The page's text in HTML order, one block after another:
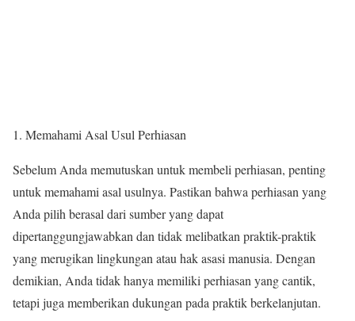
Memahami Asal Usul Perhiasan
Sebelum Anda memutuskan untuk membeli perhiasan, penting
untuk memahami asal usulnya. Pastikan bahwa perhiasan yang
Anda pilih berasal dari sumber yang dapat
dipertanggungjawabkan dan tidak melibatkan praktik-praktik
yang merugikan lingkungan atau hak asasi manusia. Dengan
demikian, Anda tidak hanya memiliki perhiasan yang cantik,
tetapi juga memberikan dukungan pada praktik berkelanjutan.